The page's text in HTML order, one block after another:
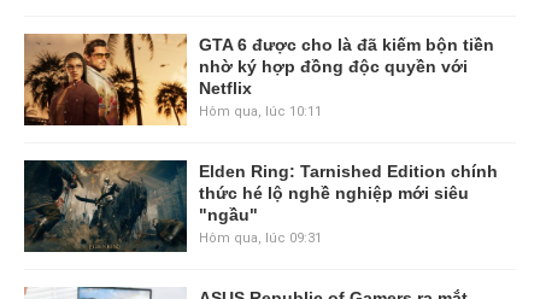
GTA 6 được cho là đã kiếm bộn tiền
nhờ ký hợp đồng độc quyền với
Netflix
Hôm qua, lúc 10:11
Elden Ring: Tarnished Edition chính
thức hé lộ nghề nghiệp mới siêu
"ngầu"
Hôm qua, lúc 09:31